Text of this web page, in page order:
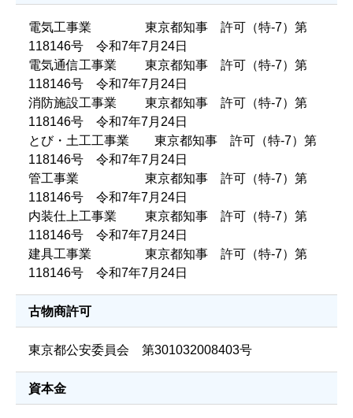
電気工事業 東京都知事 許可（特-7）第
118146号 令和7年7月24日
電気通信工事業 東京都知事 許可（特-7）第
118146号 令和7年7月24日
消防施設工事業 東京都知事 許可（特-7）第
118146号 令和7年7月24日
とび・土工工事業 東京都知事 許可（特-7）第
118146号 令和7年7月24日
管工事業 東京都知事 許可（特-7）第
118146号 令和7年7月24日
内装仕上工事業 東京都知事 許可（特-7）第
118146号 令和7年7月24日
建具工事業 東京都知事 許可（特-7）第
118146号 令和7年7月24日
古物商許可
東京都公安委員会 第301032008403号
資本金